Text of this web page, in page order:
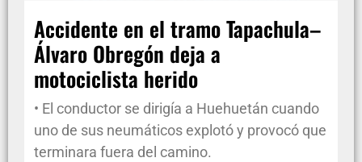
Accidente en el tramo Tapachula–
Álvaro Obregón deja a
motociclista herido
• El conductor se dirigía a Huehuetán cuando
uno de sus neumáticos explotó y provocó que
terminara fuera del camino.